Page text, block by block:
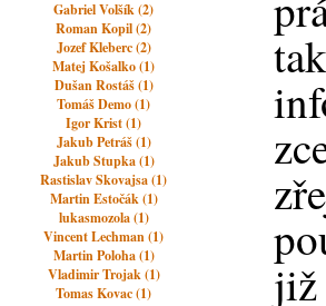
Gabriel Volšík (2)
Roman Kopil (2)
Jozef Kleberc (2)
Matej Košalko (1)
Dušan Rostáš (1)
Tomáš Demo (1)
Igor Krist (1)
Jakub Petráš (1)
Jakub Stupka (1)
Rastislav Skovajsa (1)
Martin Estočák (1)
lukasmozola (1)
Vincent Lechman (1)
Martin Poloha (1)
Vladimir Trojak (1)
Tomas Kovac (1)
již